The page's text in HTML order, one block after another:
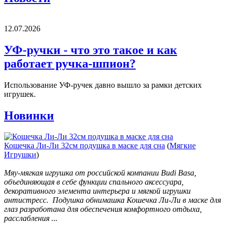
12.07.2026
УФ-ручки - что это такое и как
работает ручка-шпион?
Использование УФ-ручек давно вышло за рамки детских
игрушек.
Новинки
Кошечка Ли-Ли 32см подушка в маске для сна (Мягкие
Игрушки)
Мяу-мягкая игрушка от российской компании Budi Basa,
объединяющая в себе функции спального аксессуара,
декоративного элемента интерьера и мягкой игрушки
антистресс. Подушка обнимашка Кошечка Ли-Ли в маске для
глаз разработана для обеспечения комфортного отдыха,
расслабления ...